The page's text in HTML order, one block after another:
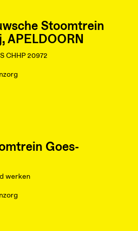
Stoomtrein
APELDOORN
CHHP 20972
Goes-
werken